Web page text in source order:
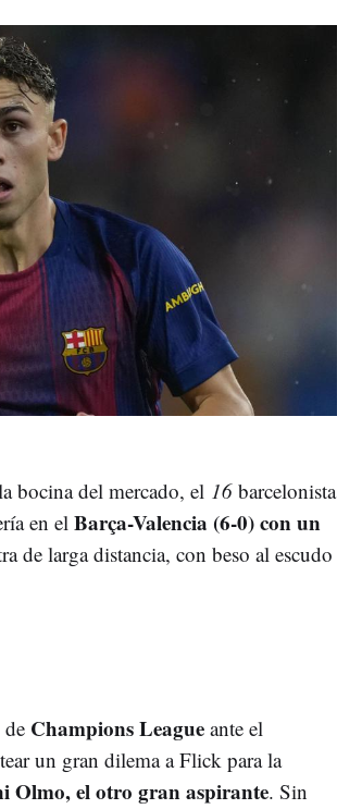
bocina del mercado, el 16 barcelonista
en el Barça-Valencia (6-0) con un
de larga distancia, con beso al escudo
Champions League ante el
un gran dilema a Flick para la
Olmo, el otro gran aspirante. Sin